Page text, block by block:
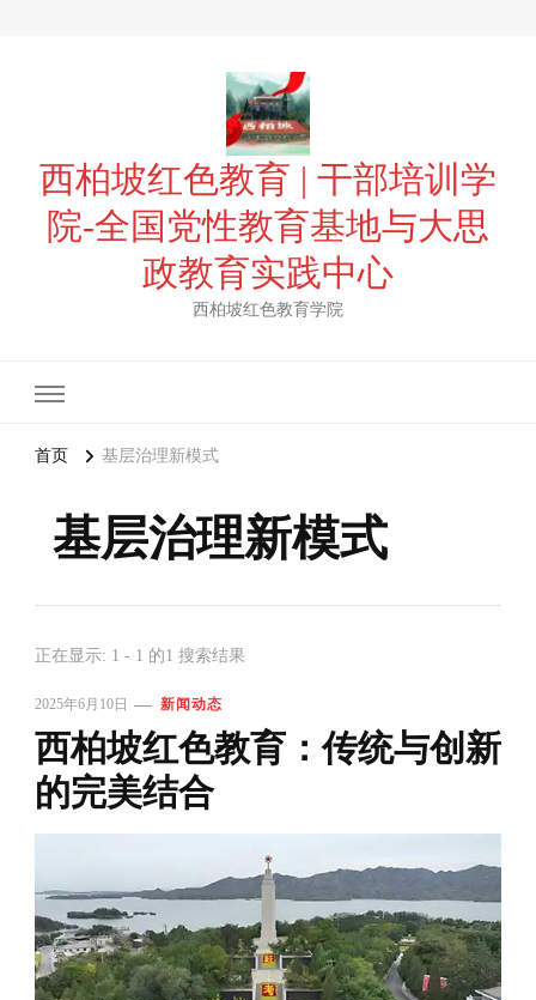
西柏坡红色教育 | 干部培训学
院-全国党性教育基地与大思
政教育实践中心
西柏坡红色教育学院
首页 基层治理新模式
基层治理新模式
正在显示: 1 - 1 的1 搜索结果
2025年6月10日 新闻动态
西柏坡红色教育：传统与创新
的完美结合